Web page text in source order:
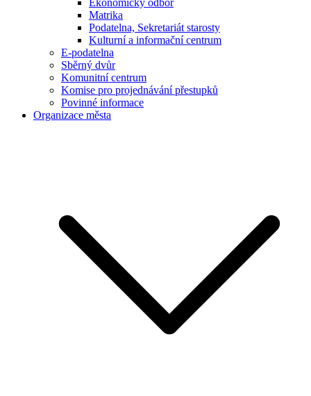
Ekonomický odbor
Matrika
Podatelna, Sekretariát starosty
Kulturní a informační centrum
E-podatelna
Sběrný dvůr
Komunitní centrum
Komise pro projednávání přestupků
Povinné informace
Organizace města